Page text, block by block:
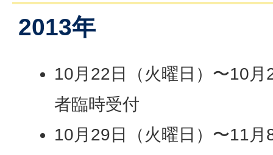
2013年
10月22日（火曜日）〜10
者臨時受付
10月29日（火曜日）〜11